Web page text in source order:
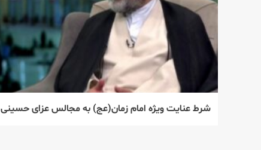
شرط عنایت ویژه امام زمان(عج) به مجالس عزای حسینی